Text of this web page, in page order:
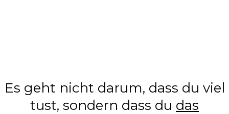
Es geht nicht darum, dass du viel
tust, sondern dass du das